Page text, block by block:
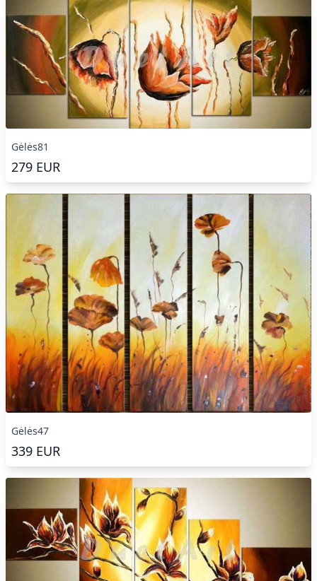
Gėlės81
279 EUR
Gėlės47
339 EUR